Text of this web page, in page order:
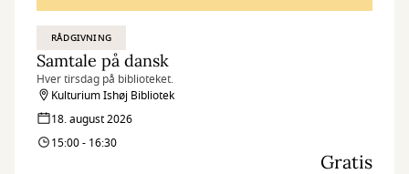
RÅDGIVNING
Samtale på dansk
Hver tirsdag på biblioteket.
Kulturium Ishøj Bibliotek
18. august 2026
15:00 - 16:30
Gratis